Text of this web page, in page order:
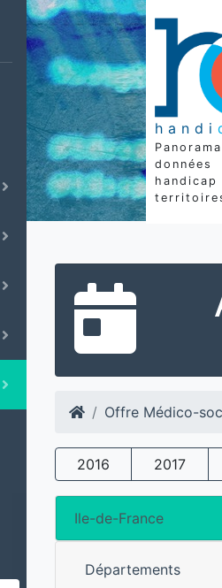
handi
Offre Médico-
2016 2017
Ile-de-France
Départements